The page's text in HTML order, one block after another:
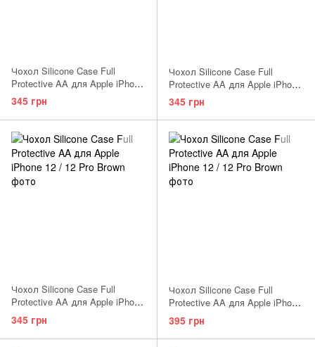
Чохол Silicone Case Full
Protective AA для Apple iPhone
12 / 12 Pro Forest Green
345 грн
Чохол Silicone Case Full
Protective AA для Apple iPhone
12 / 12 Pro Stone
345 грн
Чохол Silicone Case Full
Protective AA для Apple iPhone
12 / 12 Pro Electric Orange
345 грн
Чохол Silicone Case Full
Protective AA для Apple iPhone
12 / 12 Pro Dark Olive
395 грн